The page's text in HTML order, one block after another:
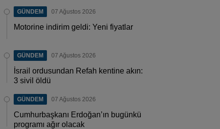
GÜNDEM 07 Ağustos 2026
Motorine indirim geldi: Yeni fiyatlar
GÜNDEM 07 Ağustos 2026
İsrail ordusundan Refah kentine akın:
3 sivil öldü
GÜNDEM 07 Ağustos 2026
Cumhurbaşkanı Erdoğan’ın bugünkü
programı ağır olacak